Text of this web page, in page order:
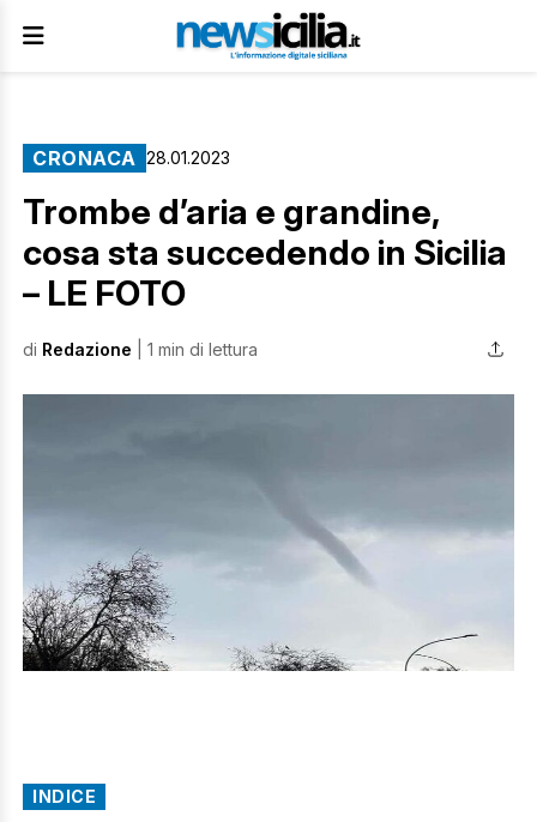
CRONACA 28.01.2023
Trombe d’aria e grandine,
cosa sta succedendo in Sicilia
– LE FOTO
di Redazione | 1 min di lettura
INDICE